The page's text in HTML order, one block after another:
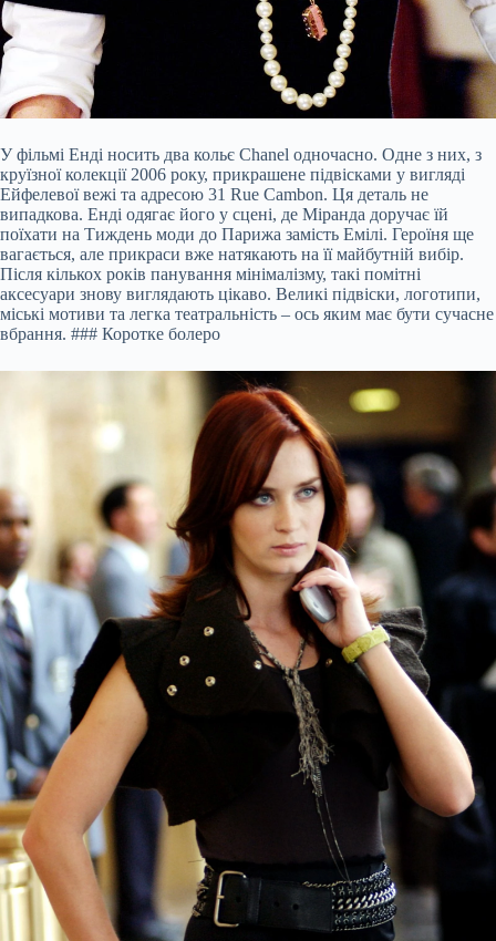
У фільмі Енді носить два кольє Chanel одночасно. Одне з них, з
круїзної колекції 2006 року, прикрашене підвісками у вигляді
Ейфелевої вежі та адресою 31 Rue Cambon. Ця деталь не
випадкова. Енді одягає його у сцені, де Міранда доручає їй
поїхати на Тиждень моди до Парижа замість Емілі. Героїня ще
вагається, але прикраси вже натякають на її майбутній вибір.
Після кількох років панування мінімалізму, такі помітні
аксесуари знову виглядають цікаво. Великі підвіски, логотипи,
міські мотиви та легка театральність – ось яким має бути сучасне
вбрання. ### Коротке болеро